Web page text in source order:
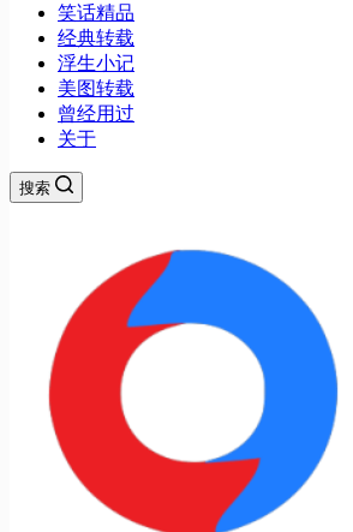
笑话精品
经典转载
浮生小记
美图转载
曾经用过
关于
搜索